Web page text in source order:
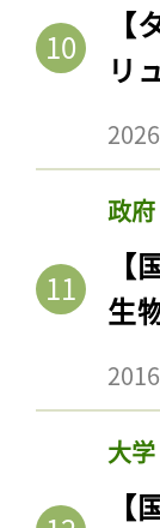
リ
政
生
大